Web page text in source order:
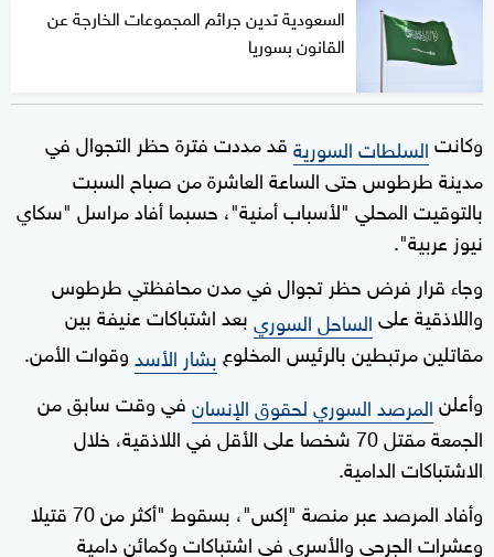
السعودية تدين جرائم المجموعات الخارجة عن
القانون بسوريا
وكانتالسلطات السوريةقد مددت فترة حظر التجوال في
مدينة طرطوس حتى الساعة العاشرة من صباح السبت
بالتوقيت المحلي "لأسباب أمنية"، حسبما أفاد مراسل "سكاي
نيوز عربية".
وجاء قرار فرض حظر تجوال في مدن محافظتي طرطوس
واللاذقية علىالساحل السوريبعد اشتباكات عنيفة بين
مقاتلين مرتبطين بالرئيس المخلوع بشار الأسدوقوات الأمن.
وأعلنالمرصد السوري لحقوق الإنسانفي وقت سابق من
الجمعة مقتل 70 شخصا على الأقل في اللاذقية، خلال
الاشتباكات الدامية.
وأفاد المرصد عبر منصة "إكس"، بسقوط "أكثر من 70 قتيلا
وعشرات الجرحى والأسرى في اشتباكات وكمائن دامية